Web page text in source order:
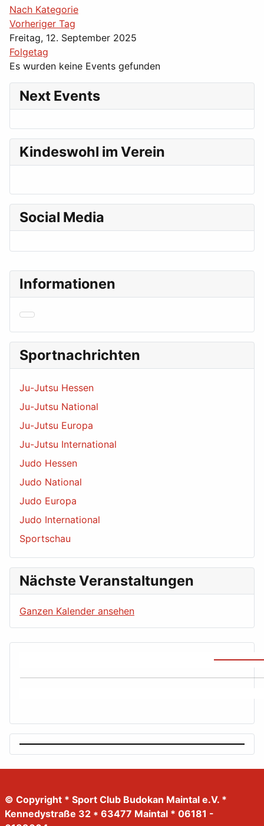
Informationen
Sportnachrichten
Ju-Jutsu Hessen
Ju-Jutsu National
Ju-Jutsu Europa
Ju-Jutsu International
Judo Hessen
Judo National
Judo Europa
Judo International
Sportschau
Nächste Veranstaltungen
Ganzen Kalender ansehen
Nach Kategorie
Vorheriger Tag
Freitag, 12. September 2025
Folgetag
Es wurden keine Events gefunden
Next Events
Kindeswohl im Verein
Social Media
© Copyright * Sport Club Budokan Maintal e.V. *
Kennedystraße 32 * 63477 Maintal * 06181 -